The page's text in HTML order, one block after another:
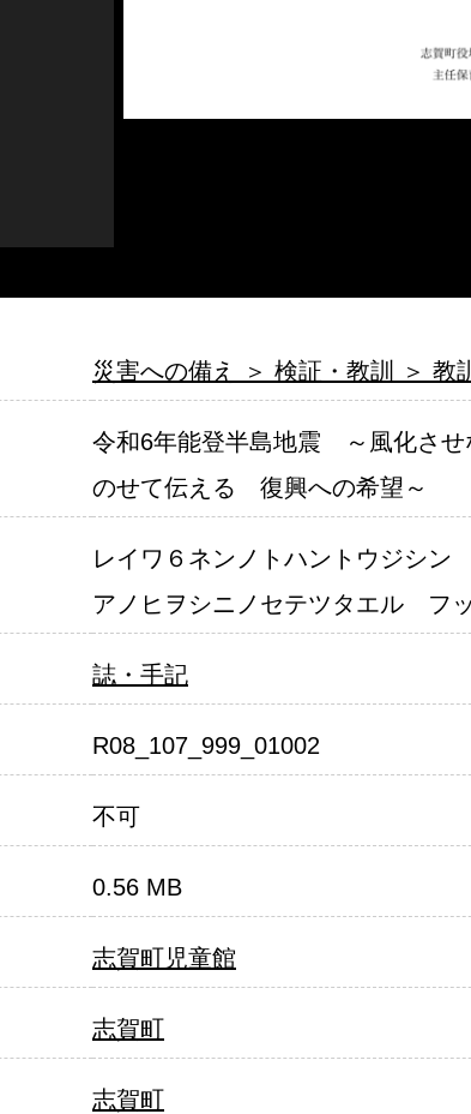
災害への備え ＞ 検証・教訓 ＞ 教
令和6年能登半島地震　～風化さ
のせて伝える　復興への希望～
レイワ６ネンノトハントウジシン
アノヒヲシニノセテツタエル　フ
誌・手記
R08_107_999_01002
不可
0.56 MB
志賀町児童館
志賀町
志賀町